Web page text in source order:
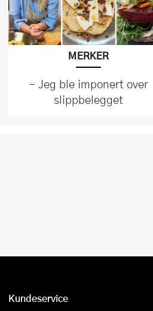
MERKER
– Jeg ble imponert over
slippbelegget
Kundeservice